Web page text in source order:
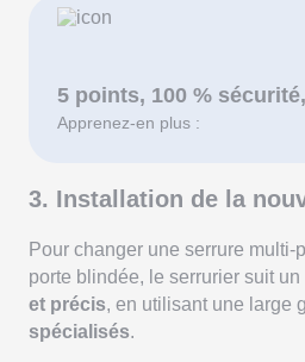
5 points, 100 %
Apprenez-en plus :
3. Installation de la
Pour changer une serrure multi-
porte blindée, le serrurier suit un
et précis, en utilisant une large
spécialisés.